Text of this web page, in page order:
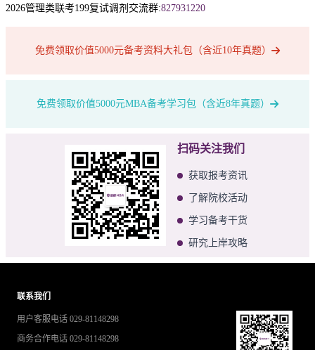
2026管理类联考199复试调剂交流群:827931220
免费领取价值5000元备考资料大礼包（含近10年真题）
免费领取价值5000元MBA备考学习包（含近8年真题）
扫码关注我们
获取报考资讯
了解院校活动
学习备考干货
研究上岸攻略
联系我们
用户客服电话 029-81148298
商务合作电话 029-81148298